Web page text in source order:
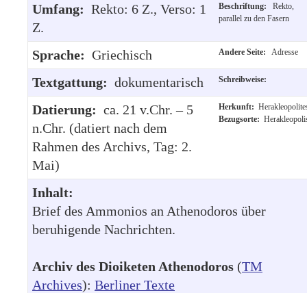
Umfang: Rekto: 6 Z., Verso: 1
Z.
Beschriftung:
Rekto,
parallel zu den Fasern
Sprache: Griechisch Andere Seite: Adresse
Textgattung: dokumentarisch Schreibweise:
Datierung: ca. 21 v.Chr. – 5
n.Chr. (datiert nach dem
Rahmen des Archivs, Tag: 2.
Mai)
Herkunft:
Bezugsorte:
Inhalt:
Brief des Ammonios an Athenodoros über
beruhigende Nachrichten.
Archiv des Dioiketen Athenodoros (TM
Archives): Berliner Texte